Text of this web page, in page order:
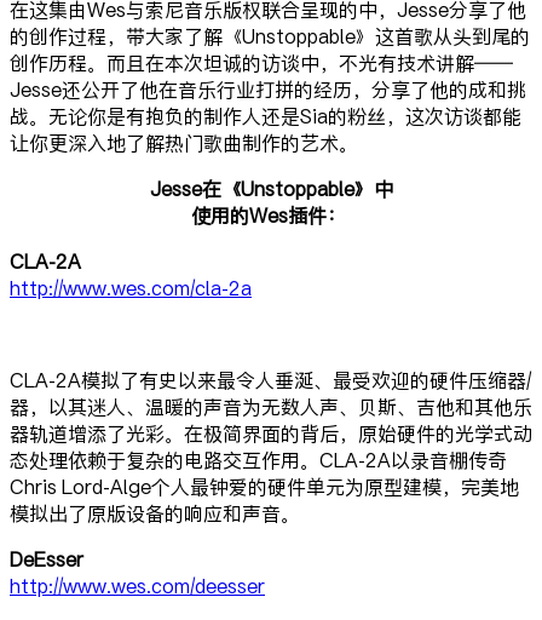
在这集由Wes与索尼音乐版权联合呈现的中，Jesse分享了他
的创作过程，带大家了解《Unstoppable》这首歌从头到尾的
创作历程。而且在本次坦诚的访谈中，不光有技术讲解——
Jesse还公开了他在音乐行业打拼的经历，分享了他的成和挑
战。无论你是有抱负的制作人还是Sia的粉丝，这次访谈都能
让你更深入地了解热门歌曲制作的艺术。
Jesse在《Unstoppable》中
使用的Wes插件：
CLA-2A
http://www.wes.com/cla-2a
CLA-2A模拟了有史以来最令人垂涎、最受欢迎的硬件压缩器/
器，以其迷人、温暖的声音为无数人声、贝斯、吉他和其他乐
器轨道增添了光彩。在极简界面的背后，原始硬件的光学式动
态处理依赖于复杂的电路交互作用。CLA-2A以录音棚传奇
Chris Lord-Alge个人最钟爱的硬件单元为原型建模，完美地
模拟出了原版设备的响应和声音。
DeEsser
http://www.wes.com/deesser